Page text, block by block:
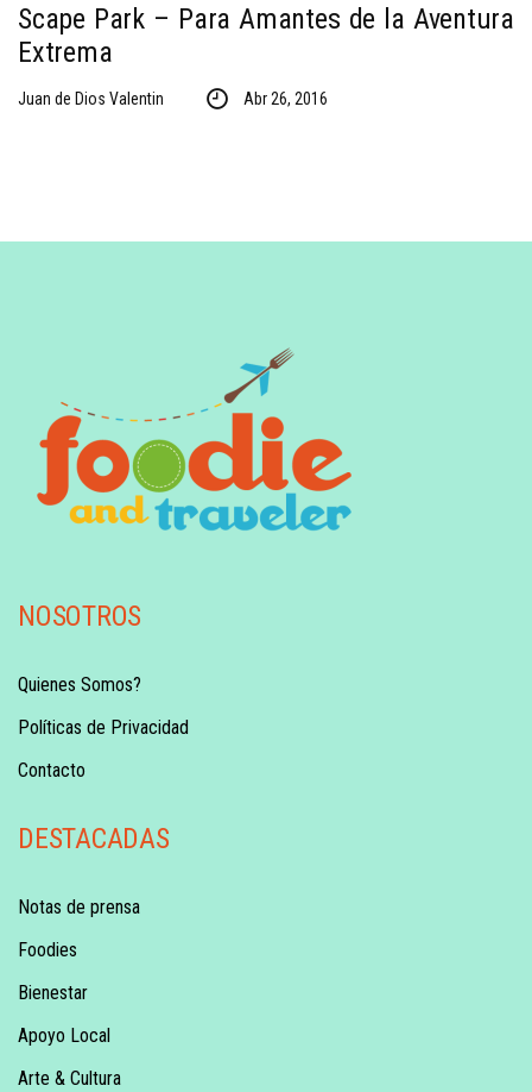
Scape Park – Para Amantes de la Aventura
Extrema
Juan de Dios Valentin Abr 26, 2016
NOSOTROS
Quienes Somos?
Políticas de Privacidad
Contacto
DESTACADAS
Notas de prensa
Foodies
Bienestar
Apoyo Local
Arte & Cultura